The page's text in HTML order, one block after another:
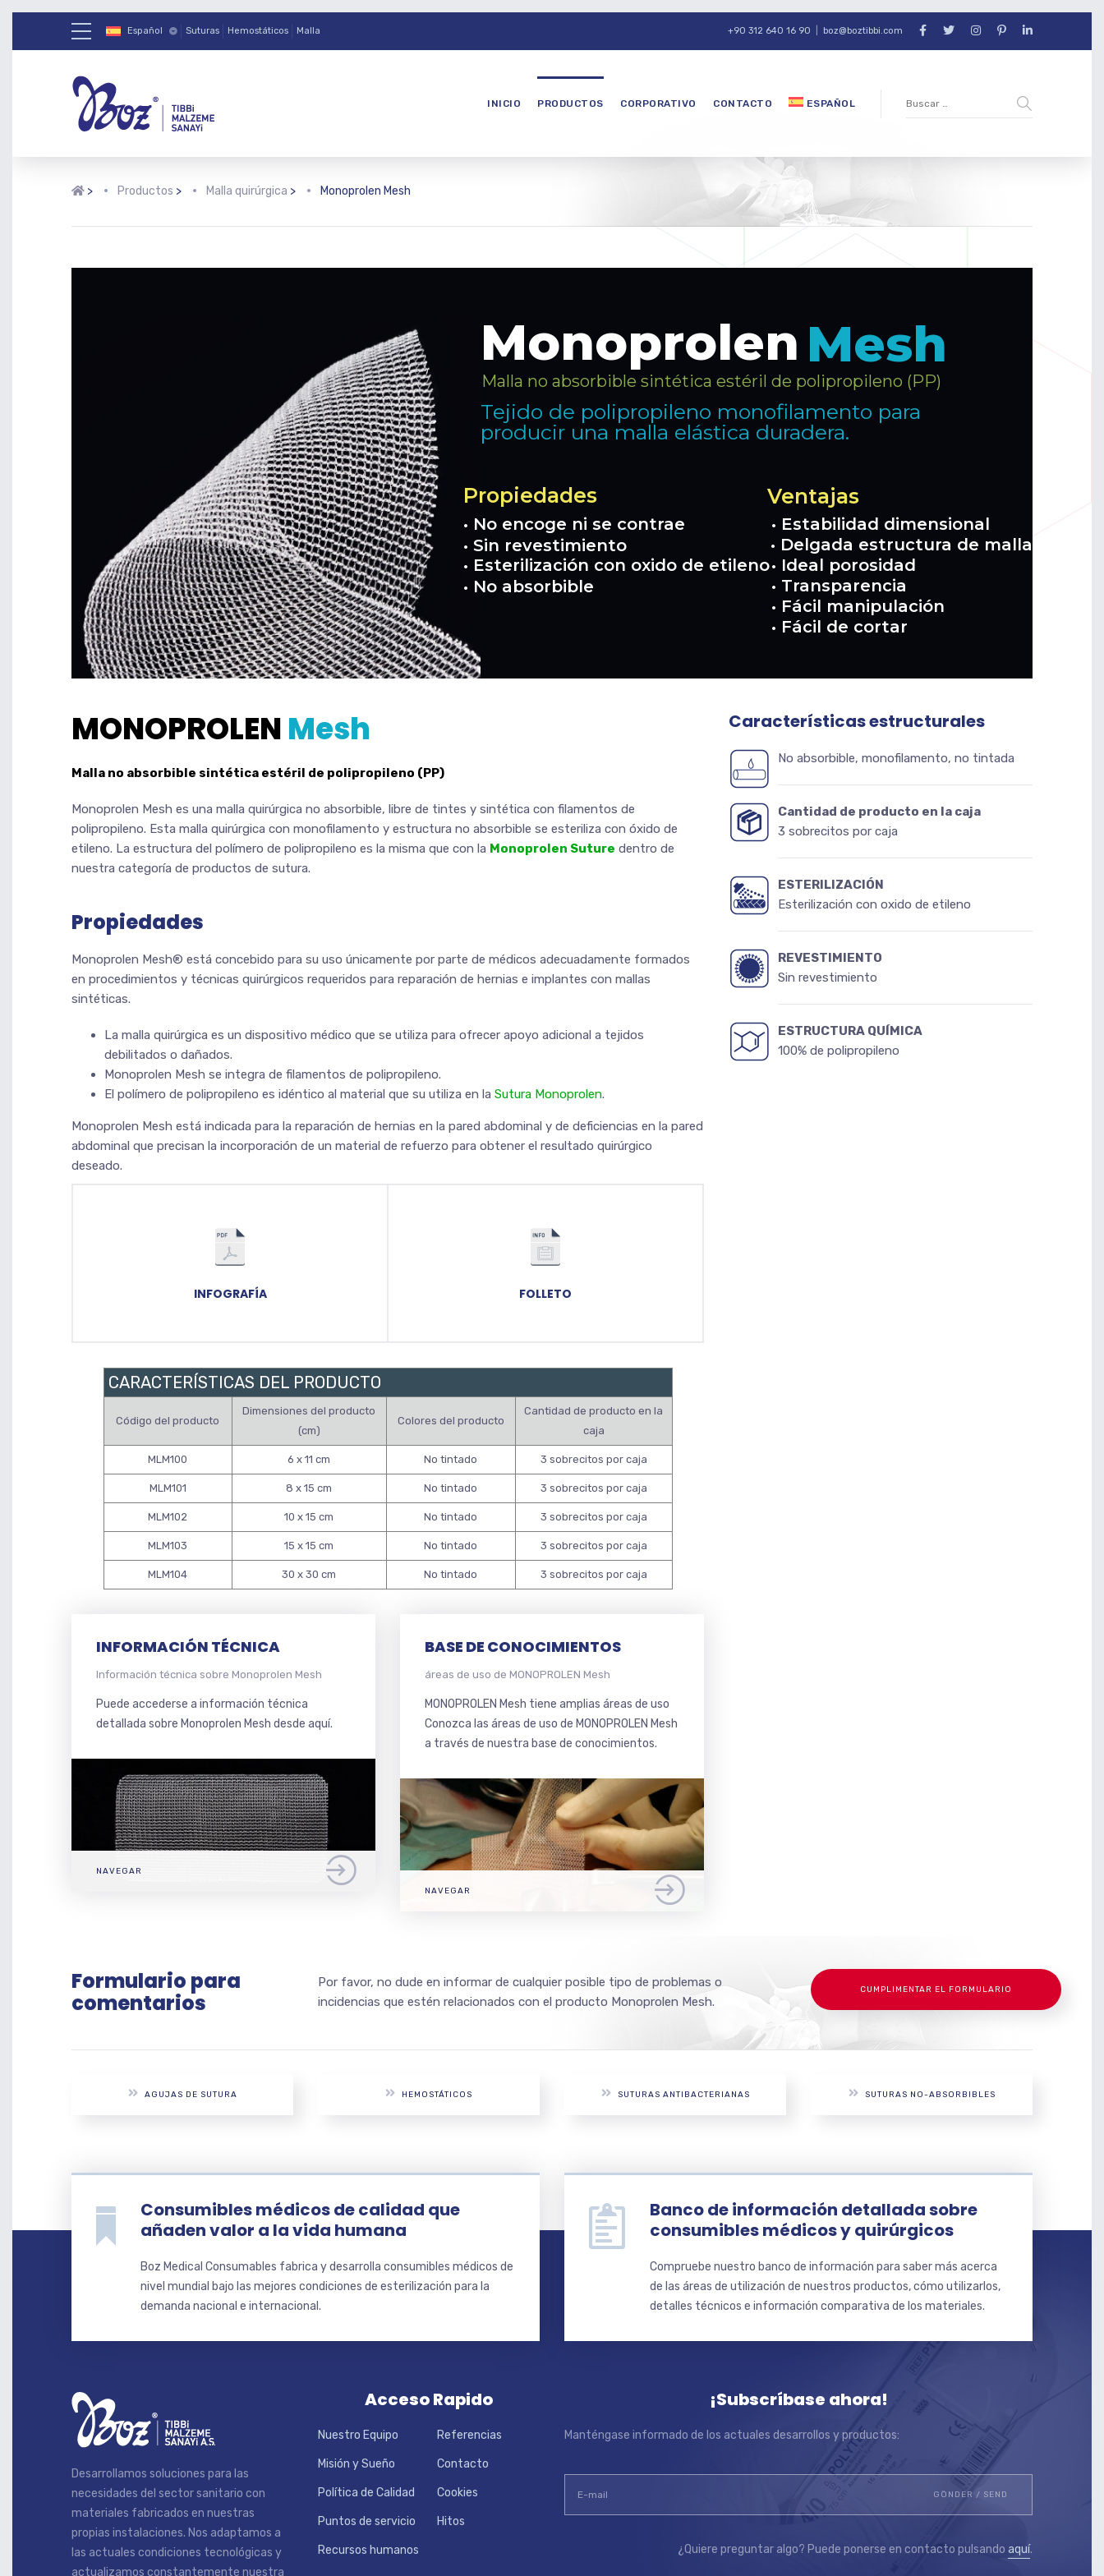
Español Suturas Hemostáticos Malla +90 312 640 16 90 boz@boztibbi.com
INICIO PRODUCTOS CORPORATIVO CONTACTO ESPAÑOL
> Productos > Malla quirúrgica > Monoprolen Mesh
Monoprolen
Malla no absorbible sintética estéril de polipropileno (PP)
Propiedades
• Sin revestimiento
• No encoge ni se contrae
Mesh
Tejido de polipropileno monofilamento para
producir una malla elástica duradera.
• Esterilización con oxido de etileno
• No absorbible
Ventajas
• Estabilidad dimensional
• Delgada estructura de malla
• Ideal porosidad
• Transparencia
• Fácil manipulación
• Fácil de cortar
MONOPROLENMesh
Malla no absorbible sintética estéril de polipropileno (PP)
Monoprolen Mesh es una malla quirúrgica no absorbible, libre de tintes y sintética con filamentos de
polipropileno. Esta malla quirúrgica con monofilamento y estructura no absorbible se esteriliza con óxido de
etileno. La estructura del polímero de polipropileno es la misma que con la Monoprolen Suture dentro de
nuestra categoría de productos de sutura.
Propiedades
Monoprolen Mesh® está concebido para su uso únicamente por parte de médicos adecuadamente formados
en procedimientos y técnicas quirúrgicos requeridos para reparación de hernias e implantes con mallas
sintéticas.
La malla quirúrgica es un dispositivo médico que se utiliza para ofrecer apoyo adicional a tejidos
debilitados o dañados.
Monoprolen Mesh se integra de filamentos de polipropileno.
El polímero de polipropileno es idéntico al material que su utiliza en la Sutura Monoprolen.
Monoprolen Mesh está indicada para la reparación de hernias en la pared abdominal y de deficiencias en la pared
abdominal que precisan la incorporación de un material de refuerzo para obtener el resultado quirúrgico
deseado.
INFOGRAFÍA FOLLETO
CARACTERÍSTICAS DEL PRODUCTO
Código del producto
Dimensiones del producto
(cm)
Colores del producto
Cantidad de producto en la
caja
MLM100 6 x 11 cm No tintado 3 sobrecitos por caja
MLM101 8 x 15 cm No tintado 3 sobrecitos por caja
MLM102 10 x 15 cm No tintado 3 sobrecitos por caja
MLM103 15 x 15 cm No tintado 3 sobrecitos por caja
MLM104 30 x 30 cm No tintado 3 sobrecitos por caja
INFORMACIÓN TÉCNICA
Información técnica sobre Monoprolen Mesh
Puede accederse a información técnica
detallada sobre Monoprolen Mesh desde aquí.
NAVEGAR
BASE DE CONOCIMIENTOS
áreas de uso de MONOPROLEN Mesh
MONOPROLEN Mesh tiene amplias áreas de uso
Conozca las áreas de uso de MONOPROLEN Mesh
a través de nuestra base de conocimientos.
NAVEGAR
Características estructurales
No absorbible, monofilamento, no tintada
Cantidad de producto en la caja
3 sobrecitos por caja
ESTERILIZACIÓN
Esterilización con oxido de etileno
REVESTIMIENTO
Sin revestimiento
ESTRUCTURA QUÍMICA
100% de polipropileno
Formulario para
comentarios
Por favor, no dude en informar de cualquier posible tipo de problemas o
incidencias que estén relacionados con el producto Monoprolen Mesh.
CUMPLIMENTAR EL FORMULARIO
AGUJAS DE SUTURA HEMOSTÁTICOS SUTURAS ANTIBACTERIANAS SUTURAS NO-ABSORBIBLES
Consumibles médicos de calidad que
añaden valor a la vida humana
Boz Medical Consumables fabrica y desarrolla consumibles médicos de
nivel mundial bajo las mejores condiciones de esterilización para la
demanda nacional e internacional.
Banco de información detallada sobre
consumibles médicos y quirúrgicos
Compruebe nuestro banco de información para saber más acerca
de las áreas de utilización de nuestros productos, cómo utilizarlos,
detalles técnicos e información comparativa de los materiales.
Desarrollamos soluciones para las
necesidades del sector sanitario con
materiales fabricados en nuestras
propias instalaciones. Nos adaptamos a
las actuales condiciones tecnológicas y
actualizamos constantemente nuestra
Acceso Rapido
Nuestro Equipo Referencias
Misión y Sueño Contacto
Política de Calidad Cookies
Puntos de servicio Hitos
Recursos humanos
¡Subscríbase ahora!
Manténgase informado de los actuales desarrollos y productos:
¿Quiere preguntar algo? Puede ponerse en contacto pulsando aquí.